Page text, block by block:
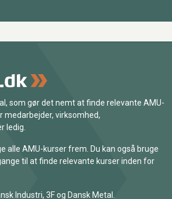
som gør det nemt at finde relevante AMU-
medarbejder, virksomhed,
ledig.
alle AMU-kurser frem. Du kan også bruge
til at finde relevante kurser inden for
Industri, 3F og Dansk Metal.